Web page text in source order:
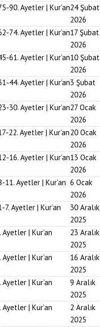
90. Ayetler | Kur’an24 Şubat
2026
74. Ayetler | Kur’an17 Şubat
2026
61. Ayetler | Kur’an10 Şubat
2026
44. Ayetler | Kur’an3 Şubat
2026
30. Ayetler | Kur’an27 Ocak
2026
22. Ayetler | Kur’an20 Ocak
2026
16. Ayetler | Kur’an13 Ocak
2026
11. Ayetler | Kur’an 6 Ocak
2026
7. Ayetler | Kur’an
30 Aralık
2025
| Kur’an
23 Aralık
2025
| Kur’an
16 Aralık
2025
| Kur’an
9 Aralık
2025
| Kur’an
2 Aralık
2025